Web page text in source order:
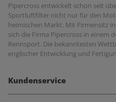
Pipercross entwickelt schon seit
Sportluftfilter nicht nur für den
heimischen Markt. Mit Firmensitz
sich die Firma Pipercross in einem
Rennsport. Die bekanntesten
englischer Entwicklung und
Kundenservice